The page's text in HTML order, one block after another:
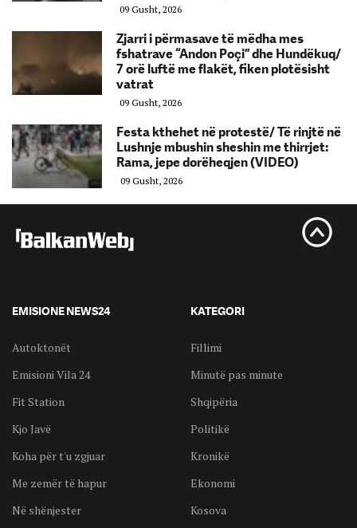
09 Gusht, 2026
Zjarri i përmasave të mëdha mes
fshatrave “Andon Poçi” dhe Hundëkuq/
7 orë luftë me flakët, fiken plotësisht
vatrat
09 Gusht, 2026
Festa kthehet në protestë/ Të rinjtë në
Lushnje mbushin sheshin me thirrjet:
Rama, jepe dorëheqjen (VIDEO)
09 Gusht, 2026
EMISIONE NEWS24
Autoktonët
Emisioni Vila 24
Fit Station
Kjo Javë
Koha për t'u zgjuar
Me zemër të hapur
Në shënjester
KATEGORI
Fillimi
Minutë pas minute
Shqipëria
Politikë
Kronikë
Ekonomi
Kosova